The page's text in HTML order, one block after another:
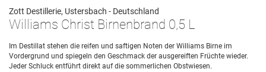
Zott Destillerie, Ustersbach - Deutschland
Williams Christ Birnenbrand 0,5 L
Im Destillat stehen die reifen und saftigen Noten der Williams Birne im
Vordergrund und spiegeln den Geschmack der ausgereiften Früchte wieder.
Jeder Schluck entführt direkt auf die sommerlichen Obstwiesen.